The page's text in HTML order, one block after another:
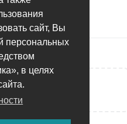
сайт, Вы
персональных
в целях
тег.